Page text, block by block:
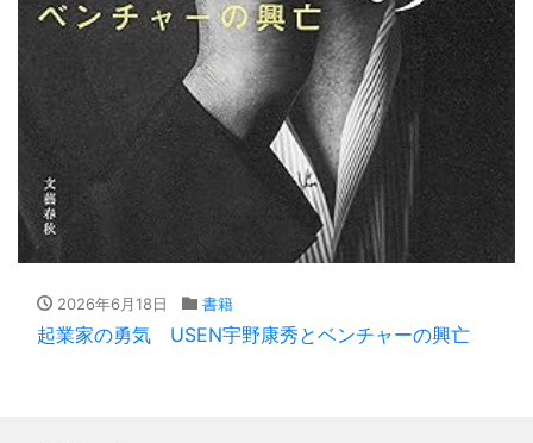
2026年6月18日 書籍
起業家の勇気 USEN宇野康秀とベンチャーの興亡